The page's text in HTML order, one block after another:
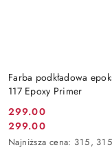
Farba podkładowa
117 Epoxy Primer
Cena
promocyjna:
299.00
Cena
promocyjna:
299.00
Najniższa
Najniższa cena: 315, 315